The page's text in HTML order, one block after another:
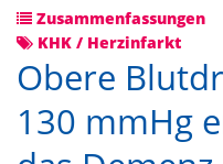
Zusammenfassungen
KHK / Herzinfarkt
Obere
130 mmHg